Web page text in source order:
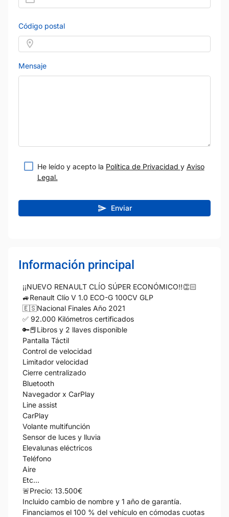
Código postal
Mensaje
He leído y acepto la Política de Privacidad y Aviso
Legal.
Enviar
Información principal
¡¡NUEVO RENAULT CLÍO SÚPER ECONÓMICO!!👏🏻
🚙Renault Clío V 1.0 ECO-G 100CV GLP
🇪🇸Nacional Finales Año 2021
✅ 92.000 Kilómetros certificados
🔑📕Libros y 2 llaves disponible
Pantalla Táctil
Control de velocidad
Limitador velocidad
Cierre centralizado
Bluetooth
Navegador x CarPlay
Line assist
CarPlay
Volante multifunción
Sensor de luces y lluvia
Elevalunas eléctricos
Teléfono
Aire
Etc…
🚨Precio: 13.500€
Incluido cambio de nombre y 1 año de garantía.
Financiamos el 100 % del vehículo en cómodas cuotas